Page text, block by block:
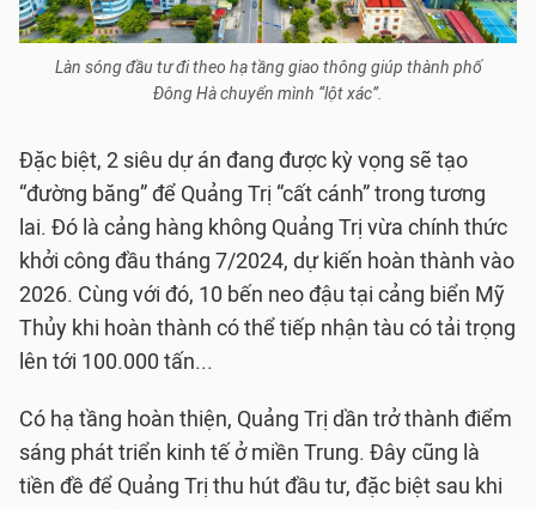
Làn sóng đầu tư đi theo hạ tầng giao thông giúp thành phố
Đông Hà chuyển mình “lột xác”.
Đặc biệt, 2 siêu dự án đang được kỳ vọng sẽ tạo
“đường băng” để Quảng Trị “cất cánh” trong tương
lai. Đó là cảng hàng không Quảng Trị vừa chính thức
khởi công đầu tháng 7/2024, dự kiến hoàn thành vào
2026. Cùng với đó, 10 bến neo đậu tại cảng biển Mỹ
Thủy khi hoàn thành có thể tiếp nhận tàu có tải trọng
lên tới 100.000 tấn...
Có hạ tầng hoàn thiện, Quảng Trị dần trở thành điểm
sáng phát triển kinh tế ở miền Trung. Đây cũng là
tiền đề để Quảng Trị thu hút đầu tư, đặc biệt sau khi